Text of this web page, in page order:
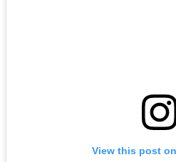
View this post